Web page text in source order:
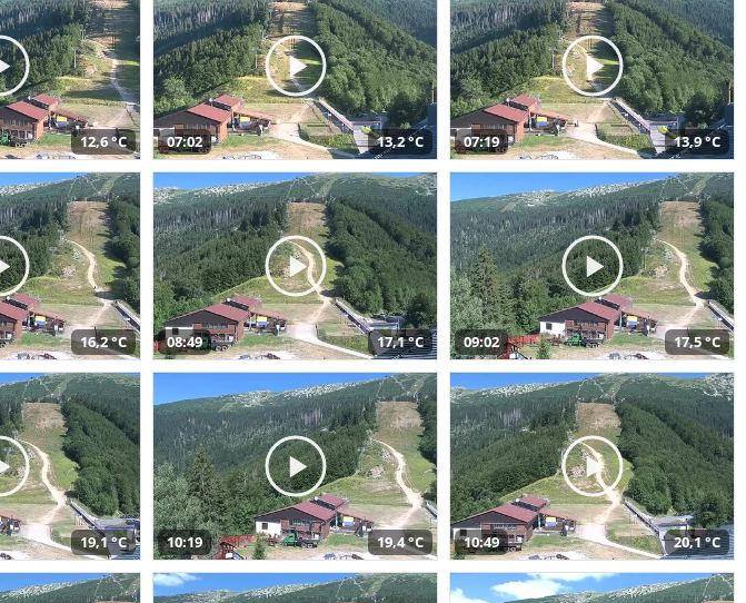
12,6 °C 07:02 13,2 °C 07:19 13,9 °C
16,2 °C 08:49 17,1 °C 09:02 17,5 °C
19,1 °C 10:19 19,4 °C 10:49 20,1 °C